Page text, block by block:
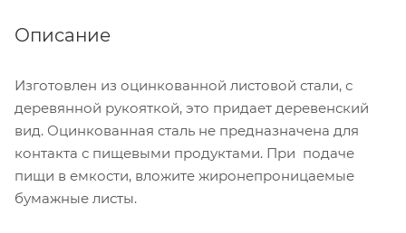
Описание
Изготовлен из оцинкованной листовой стали, с
деревянной рукояткой, это придает деревенский
вид. Оцинкованная сталь не предназначена для
контакта с пищевыми продуктами. При подаче
пищи в емкости, вложите жиронепроницаемые
бумажные листы.